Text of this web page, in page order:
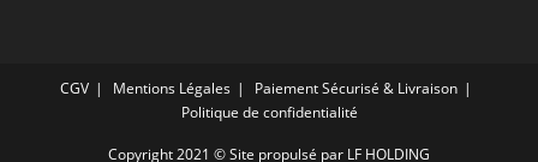
CGV Mentions Légales
Paiement Sécurisé & Livraison
Politique de confidentialité
Copyright 2021 © Site propulsé par LF HOLDING